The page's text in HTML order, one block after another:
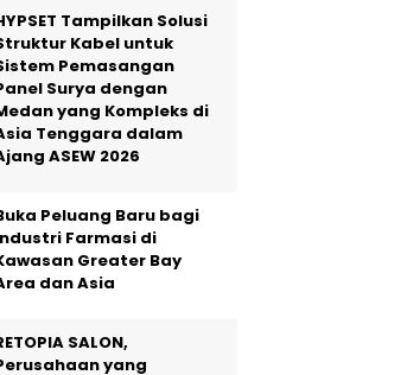
Tampilkan Solusi
Kabel untuk
Pemasangan
Surya dengan
yang Kompleks di
Tenggara dalam
ASEW 2026
Peluang Baru bagi
Farmasi di
Greater Bay
dan Asia
SALON,
yang